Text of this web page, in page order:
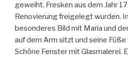
geweiht. Fresken aus dem Jahr
Renovierung freigelegt wurden.
besonderes Bild mit Maria und
auf dem Arm sitzt und seine
Schöne Fenster mit Glasmalerei.